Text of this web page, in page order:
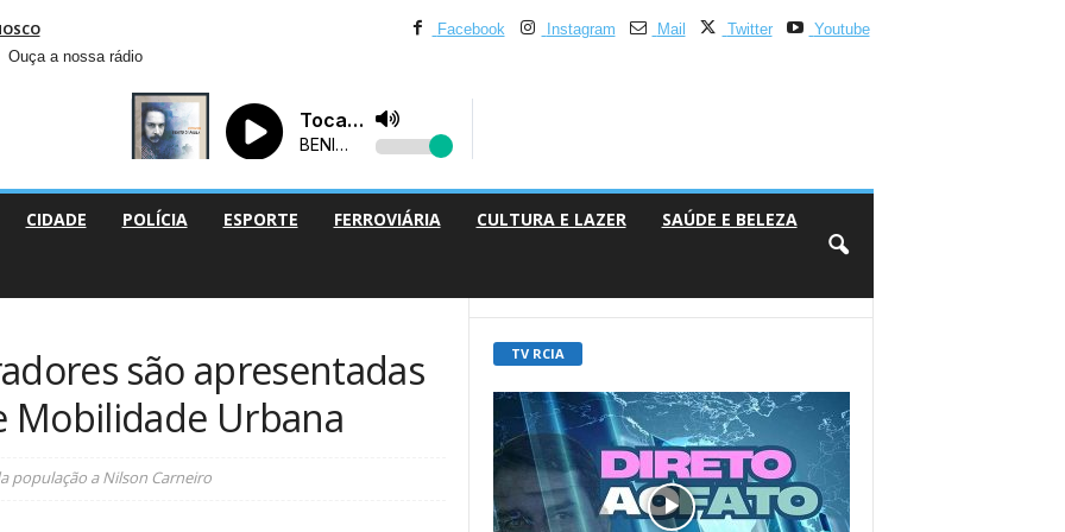
Facebook Instagram Mail Twitter
Youtube
Ouça a nossa rádio
CIDADE POLÍCIA ESPORTE FERROVIÁRIA CULTURA E LAZER SAÚDE E BELEZA
são apresentadas
Mobilidade Urbana
população a Nilson Carneiro
TV RCIA